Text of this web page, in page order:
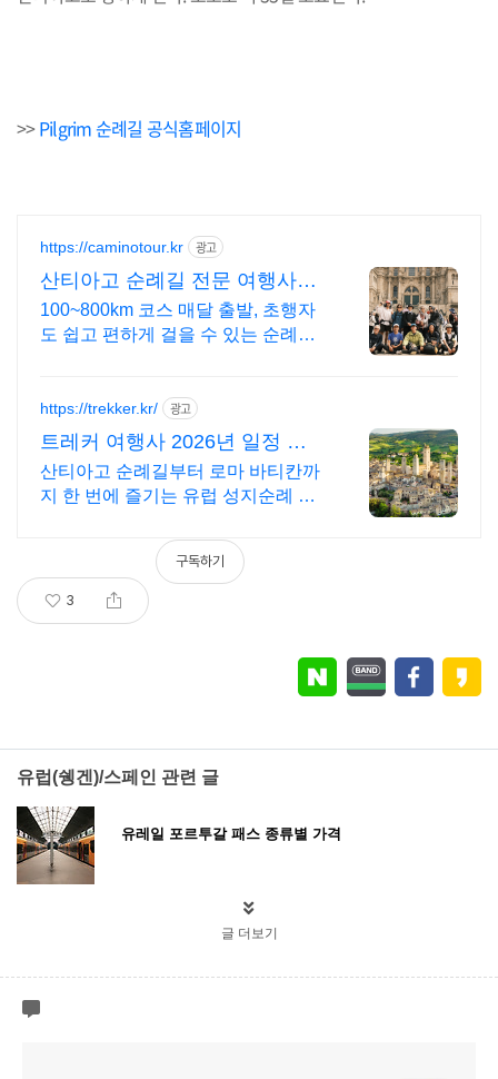
>>Pilgrim 순례길 공식홈페이지
https://caminotour.kr 광고
산티아고 순례길 전문 여행사
9~10월 가을일정 마감임박
100~800km 코스 매달 출발, 초행자
도 쉽고 편하게 걸을 수 있는 순례길
https://trekker.kr/ 광고
트레커 여행사 2026년 일정 마
감임박
산티아고 순례길부터 로마 바티칸까
지 한 번에 즐기는 유럽 성지순례 패
자 보험 포함 전문 인솔자 동행 패키
3
구독하기
유럽(쉥겐)/스페인 관련 글
유레일 포르투갈 패스 종류별 가격
글 더보기